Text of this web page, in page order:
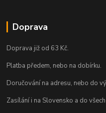
Doprava
Doprava již od 63 Kč.
Platba předem, nebo na dobírku.
Doručování na adresu, nebo do
Zasílání i na Slovensko a do